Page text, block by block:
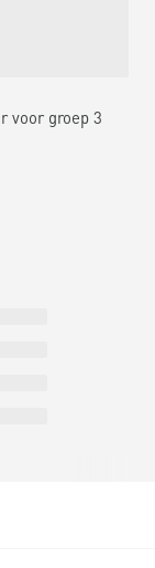
voor groep 3